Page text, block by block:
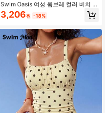
Swim Oasis 여성 옴브레 컬러 비치 휴
가 커버업 & 스커트 세트 (랜덤 프린
트)
3,206원 -18%